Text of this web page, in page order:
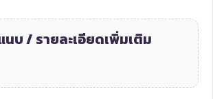
นบ / รายละเอียดเพิ่มเติม